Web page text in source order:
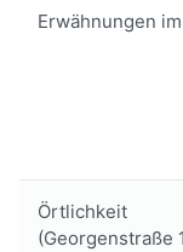
Erwähnungen
Örtlichkeit
(Georgenstraße